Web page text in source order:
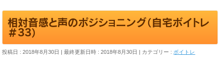
相対音感と声のポジショニング（自宅ボイトレ
＃33）
投稿日 : 2018年8月30日 最終更新日時 : 2018年8月30日 カテゴリー : ボイトレ